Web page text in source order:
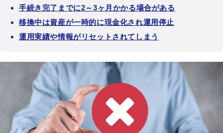
手続き完了までに2～3ヶ月かかる場合がある
移換中は資産が一時的に現金化され運用停止
運用実績や情報がリセットされてしまう